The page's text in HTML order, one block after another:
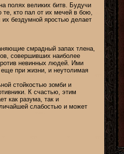
полях великих битв. Будучи
те, кто пал от их мечей в бою,
бездумной яростью делает
смрадный запах тлена,
совершивших наиболее
невинных людей. Ими
при жизни, и неутолимая
стойкостью зомби и
К счастью, этим
как разума, так и
слабостью и может